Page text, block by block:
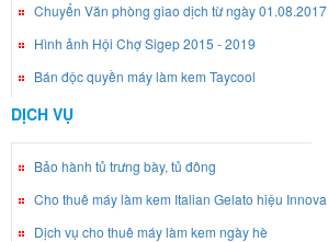
Chuyển Văn phòng giao dịch từ ngày 01.08.2017
Hình ảnh Hội Chợ Sigep 2015 - 2019
Bán độc quyền máy làm kem Taycool
DỊCH VỤ
Bảo hành tủ trưng bày, tủ đông
Cho thuê máy làm kem Italian Gelato hiệu Innova
Dịch vụ cho thuê máy làm kem ngày hè